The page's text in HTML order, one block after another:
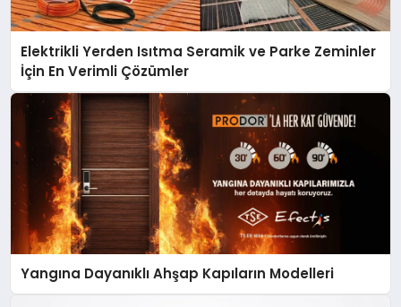
Elektrikli Yerden Isıtma Seramik ve Parke Zeminler
İçin En Verimli Çözümler
Yangına Dayanıklı Ahşap Kapıların Modelleri